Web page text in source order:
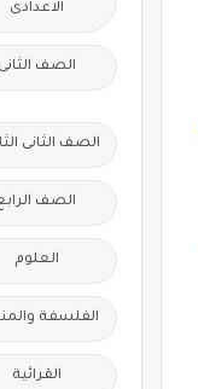
الاعدادى
الصف الثانى
الصف الثانى
الصف
العلوم
الفلسفة
القرائية